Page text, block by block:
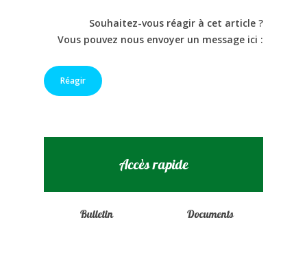
Souhaitez-vous réagir à cet article ?
Vous pouvez nous envoyer un message ici :
Réagir
Accès rapide
Bulletin Documents